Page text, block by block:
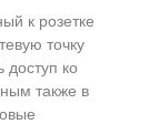
к розетке
точку
доступ ко
также в